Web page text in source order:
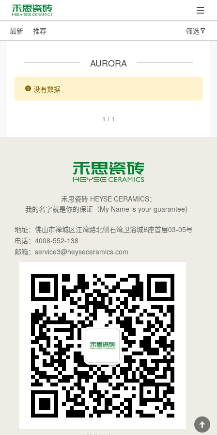
最新 推荐 筛选
AURORA
没有数据
1 / 1
禾思瓷砖 HEYSE CERAMICS：
我的名字就是你的保证（My Name is your guarantee）
地址：佛山市禅城区江湾路北侧石湾卫浴城B座首层03-05号
电话：4008-552-138
邮箱：service3@heyseceramics.com